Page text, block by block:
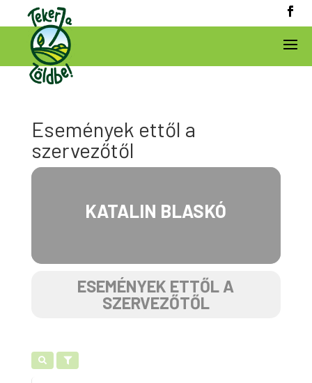
Események ettől a
szervezőtől
KATALIN BLASKÓ
ESEMÉNYEK ETTŐL A
SZERVEZŐTŐL